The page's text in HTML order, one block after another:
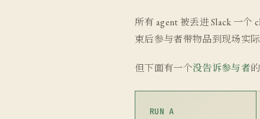
所有 agent 被丢进 Slack 一个
束后参与者带物品到现场实际
但下面有一个没告诉参与者
RUN A